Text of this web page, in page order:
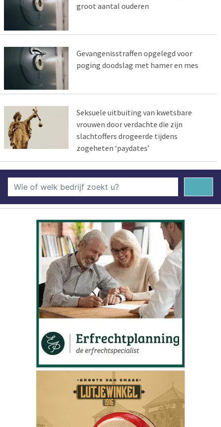
groot aantal ouderen
Gevangenisstraffen opgelegd voor
poging doodslag met hamer en mes
Seksuele uitbuiting van kwetsbare
vrouwen door verdachte die zijn
slachtoffers drogeerde tijdens
zogeheten ‘paydates’